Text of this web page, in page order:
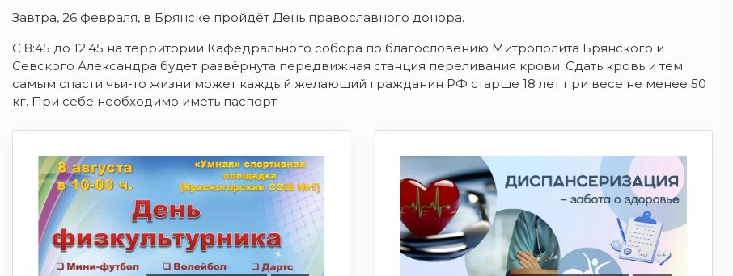
Завтра, 26 февраля, в Брянске пройдёт День православного донора.
С 8:45 до 12:45 на территории Кафедрального собора по благословению Митрополита Брянского и
Севского Александра будет развёрнута передвижная станция переливания крови. Сдать кровь и тем
самым спасти чьи-то жизни может каждый желающий гражданин РФ старше 18 лет при весе не менее 50
кг. При себе необходимо иметь паспорт.